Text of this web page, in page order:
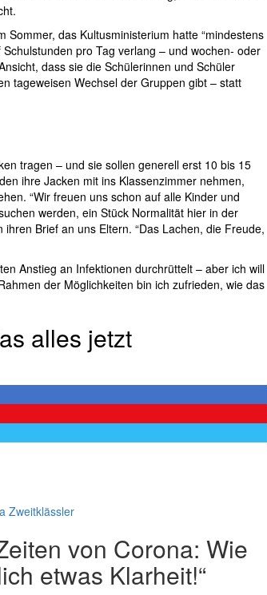
das Kultusministerium hatte “mindestens
pro Tag verlang – und wochen- oder
dass sie die Schülerinnen und Schüler
tageweisen Wechsel der Gruppen gibt – statt
tragen – und sie sollen generell erst 10 bis 15
ihre Jacken mit ins Klassenzimmer nehmen,
“Wir freuen uns schon auf alle Kinder und
werden, ein Stück Normalität hier in der
Brief an uns Eltern. “Das Lachen, die Freude,
Anstieg an Infektionen durchrüttelt – aber ich will
der Möglichkeiten bin ich zufrieden, wie das
alles jetzt
Zweitklässler
von Corona: Wie
etwas Klarheit!“